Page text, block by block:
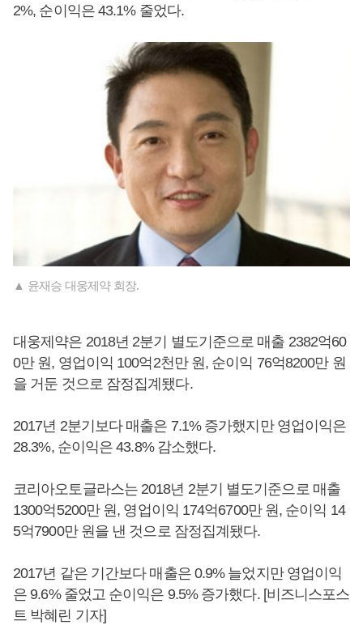
2%, 순이익은 43.1% 줄었다.
▲ 윤재승 대웅제약 회장.
대웅제약은 2018년 2분기 별도기준으로 매출 2382억60
0만 원, 영업이익 100억2천만 원, 순이익 76억8200만 원
을 거둔 것으로 잠정집계됐다.
2017년 2분기보다 매출은 7.1% 증가했지만 영업이익은
28.3%, 순이익은 43.8% 감소했다.
코리아오토글라스는 2018년 2분기 별도기준으로 매출
1300억5200만 원, 영업이익 174억6700만 원, 순이익 14
5억7900만 원을 낸 것으로 잠정집계됐다.
2017년 같은 기간보다 매출은 0.9% 늘었지만 영업이익
은 9.6% 줄었고 순이익은 9.5% 증가했다. [비즈니스포스
트 박혜린 기자]